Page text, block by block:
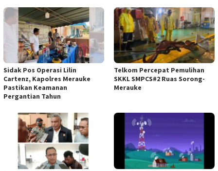
Sidak Pos Operasi Lilin
Cartenz, Kapolres Merauke
Pastikan Keamanan
Pergantian Tahun
Telkom Percepat Pemulihan
SKKL SMPCS#2 Ruas Sorong-
Merauke